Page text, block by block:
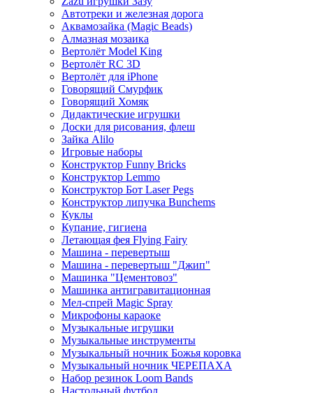
Автотреки и железная дорога
Аквамозайка (Magic Beads)
Алмазная мозаика
Вертолёт Model King
Вертолёт RC 3D
Вертолёт для iPhone
Говорящий Смурфик
Говорящий Хомяк
Дидактические игрушки
Доски для рисования, флеш
Зайка Alilo
Игровые наборы
Конструктор Funny Bricks
Конструктор Lemmo
Конструктор Бот Laser Pegs
Конструктор липучка Bunchems
Куклы
Купание, гигиена
Летающая фея Flying Fairy
Машина - перевертыш
Машина - перевертыш "Джип"
Машинка "Цементовоз"
Машинка антигравитационная
Мел-спрей Magic Spray
Микрофоны караоке
Музыкальные игрушки
Музыкальные инструменты
Музыкальный ночник Божья коровка
Музыкальный ночник ЧЕРЕПАХА
Набор резинок Loom Bands
Настольный футбол